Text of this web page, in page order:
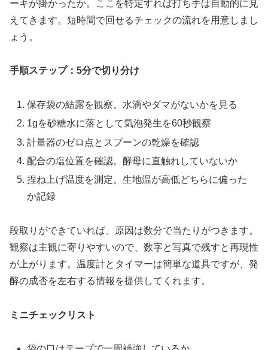
ーキが掛かったか。ここを特定すれば打ち手は自動的に見
えてきます。短時間で回せるチェックの流れを用意しまし
ょう。
手順ステップ：5分で切り分け
保存袋の結露を観察。水滴やダマがないかを見る
1gを砂糖水に落として気泡発生を60秒観察
計量器のゼロ点とスプーンの乾燥を確認
配合の塩位置を確認。酵母に直触れしていないか
捏ね上げ温度を測定。生地温が高低どちらに偏った
か記録
段取りができていれば、原因は数分で当たりがつきます。
観察は主観に寄りやすいので、数字と写真で残すと再現性
が上がります。温度計とタイマーは簡単な道具ですが、発
酵の成否を左右する情報を提供してくれます。
ミニチェックリスト